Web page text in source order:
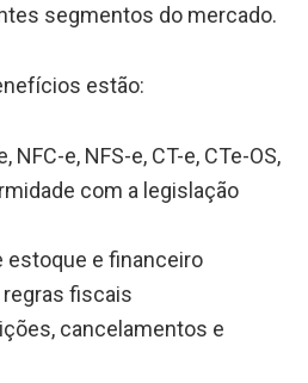
segmentos do mercado.
estão:
NFC-e, NFS-e, CT-e, CTe-OS,
com a legislação
estoque e financeiro
fiscais
cancelamentos e